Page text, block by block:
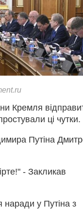
Кремля
ці чутки.
Путіна
- Закликав
наради у Путіна з